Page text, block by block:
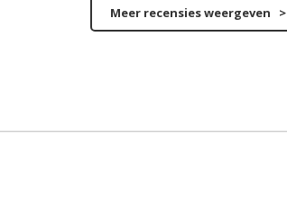
Meer recensies weergeven >